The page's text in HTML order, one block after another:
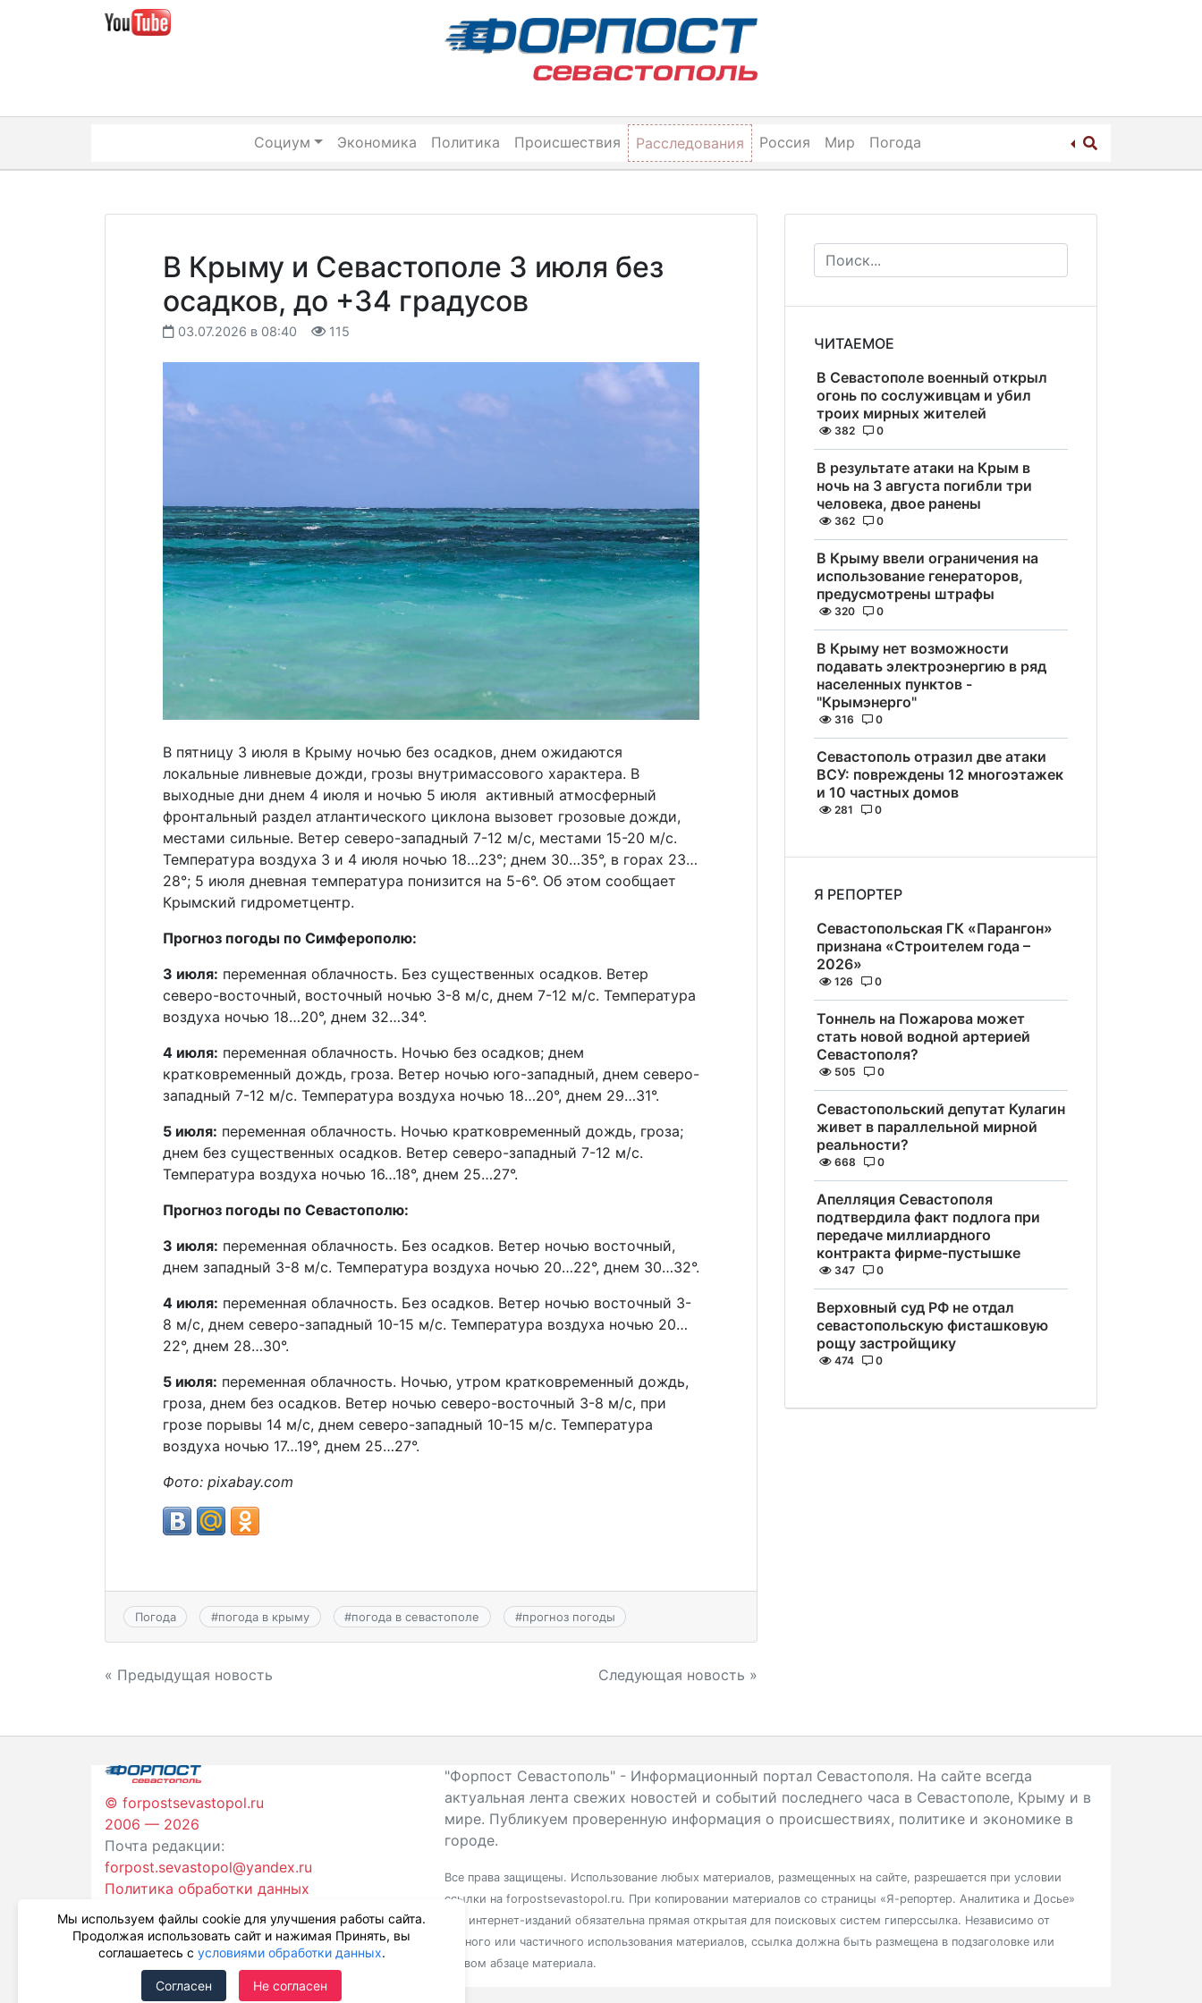
Социум Экономика Политика Происшествия Расследования Россия Мир Погода
В Крыму и Севастополе 3 июля без
осадков, до +34 градусов
03.07.2026 в 08:40 115
В пятницу 3 июля в Крыму ночью без осадков, днем ожидаются
локальные ливневые дожди, грозы внутримассового характера. В
выходные дни днем 4 июля и ночью 5 июля активный атмосферный
фронтальный раздел атлантического циклона вызовет грозовые дожди,
местами сильные. Ветер северо-западный 7-12 м/с, местами 15-20 м/с.
Температура воздуха 3 и 4 июля ночью 18…23°; днем 30…35°, в горах 23…
28°; 5 июля дневная температура понизится на 5-6°. Об этом сообщает
Крымский гидрометцентр.
Прогноз погоды по Симферополю:
3 июля: переменная облачность. Без существенных осадков. Ветер
северо-восточный, восточный ночью 3-8 м/с, днем 7-12 м/с. Температура
воздуха ночью 18…20°, днем 32…34°.
4 июля: переменная облачность. Ночью без осадков; днем
кратковременный дождь, гроза. Ветер ночью юго-западный, днем северо-
западный 7-12 м/с. Температура воздуха ночью 18…20°, днем 29…31°.
5 июля: переменная облачность. Ночью кратковременный дождь, гроза;
днем без существенных осадков. Ветер северо-западный 7-12 м/с.
Температура воздуха ночью 16…18°, днем 25…27°.
Прогноз погоды по Севастополю:
3 июля: переменная облачность. Без осадков. Ветер ночью восточный,
днем западный 3-8 м/с. Температура воздуха ночью 20…22°, днем 30…32°.
4 июля: переменная облачность. Без осадков. Ветер ночью восточный 3-
8 м/с, днем северо-западный 10-15 м/с. Температура воздуха ночью 20…
22°, днем 28…30°.
5 июля: переменная облачность. Ночью, утром кратковременный дождь,
гроза, днем без осадков. Ветер ночью северо-восточный 3-8 м/с, при
грозе порывы 14 м/с, днем северо-западный 10-15 м/с. Температура
воздуха ночью 17…19°, днем 25…27°.
Фото: pixabay.com
Погода #погода в крыму #погода в севастополе #прогноз погоды
Навигация
записям
« Предыдущая новость Следующая новость »
ЧИТАЕМОЕ
В Севастополе военный открыл
огонь по сослуживцам и убил
троих мирных жителей
382 0
В результате атаки на Крым в
ночь на 3 августа погибли три
человека, двое ранены
362 0
В Крыму ввели ограничения на
использование генераторов,
предусмотрены штрафы
320 0
В Крыму нет возможности
подавать электроэнергию в ряд
населенных пунктов -
"Крымэнерго"
316 0
Севастополь отразил две атаки
ВСУ: повреждены 12 многоэтажек
и 10 частных домов
281 0
Я РЕПОРТЕР
Севастопольская ГК «Парангон»
признана «Строителем года –
2026»
126 0
Тоннель на Пожарова может
стать новой водной артерией
Севастополя?
505 0
Севастопольский депутат Кулагин
живет в параллельной мирной
реальности?
668 0
Апелляция Севастополя
подтвердила факт подлога при
передаче миллиардного
контракта фирме-пустышке
347 0
Верховный суд РФ не отдал
севастопольскую фисташковую
рощу застройщику
474 0
© forpostsevastopol.ru
2006 — 2026
Почта редакции:
forpost.sevastopol@yandex.ru
Политика обработки данных
"Форпост Севастополь" - Информационный портал Севастополя. На сайте всегда
актуальная лента свежих новостей и событий последнего часа в Севастополе, Крыму и в
мире. Публикуем проверенную информация о происшествиях, политике и экономике в
городе.
Все права защищены. Использование любых материалов, размещенных на сайте, разрешается при условии
ссылки на forpostsevastopol.ru. При копировании материалов со страницы «Я-репортер. Аналитика и Досье»
для интернет-изданий обязательна прямая открытая для поисковых систем гиперссылка. Независимо от
полного или частичного использования материалов, ссылка должна быть размещена в подзаголовке или
первом абзаце материала.
Мы используем файлы cookie для улучшения работы сайта.
Продолжая использовать сайт и нажимая Принять, вы
соглашаетесь с условиями обработки данных.
Согласен Не согласен